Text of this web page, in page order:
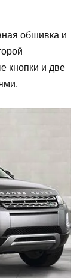
обшивка и
кнопки и две